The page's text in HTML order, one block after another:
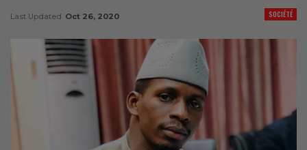
SOCIÉTÉ
Last Updated Oct 26, 2020